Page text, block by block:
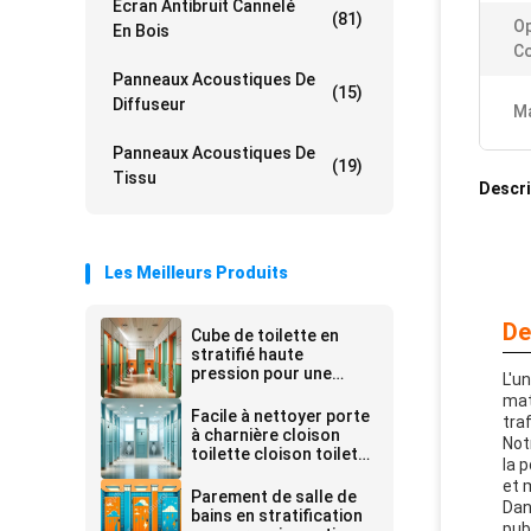
Écran Antibruit Cannelé
En Bois
(81)
Panneaux Acoustiques De
Diffuseur
(15)
Panneaux Acoustiques De
Tissu
(19)
Les Meilleurs Produits
Cube de toilette en
stratifié haute
pression pour une
résistance aux rayures
Facile à nettoyer porte
à charnière cloison
toilette cloison toilette
Parement de salle de
bains en stratification
la
et